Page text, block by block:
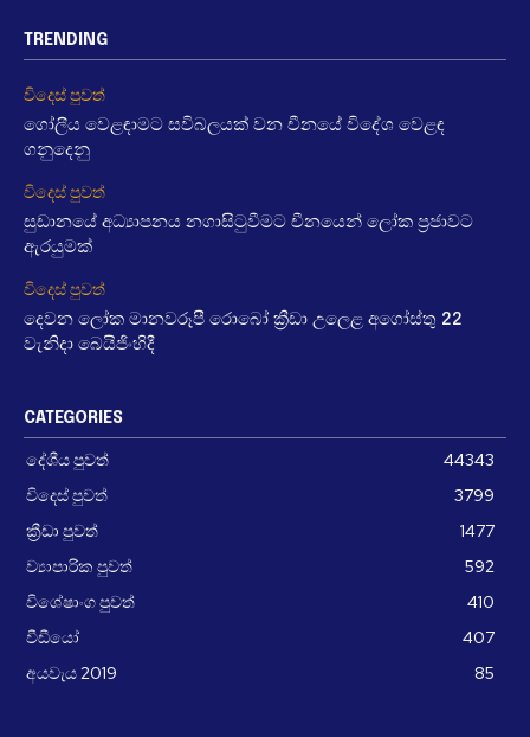
TRENDING
විදෙස් පුවත්
ගෝලීය වෙළඳාමට සවිබලයක් වන චීනයේ විදේශ වෙළඳ
ගනුදෙනු
විදෙස් පුවත්
සුඩානයේ අධ්‍යාපනය නගාසිටුවීමට චීනයෙන් ලෝක ප්‍රජාවට
ඇරයුමක්
විදෙස් පුවත්
දෙවන ලෝක මානවරූපී රොබෝ ක්‍රීඩා උලෙළ අගෝස්තු 22
වැනිදා බෙයිජිංහිදී
CATEGORIES
දේශීය පුවත්
44343
විදෙස් පුවත්
3799
ක්‍රීඩා පුවත්
1477
ව්‍යාපාරික පුවත්
592
විශේෂාංග පුවත්
410
වීඩීයෝ
407
අයවැය 2019
85